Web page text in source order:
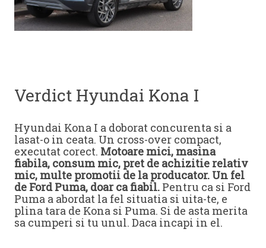
Verdict Hyundai Kona I
Hyundai Kona I a doborat concurenta si a
lasat-o in ceata. Un cross-over compact,
executat corect. Motoare mici, masina
fiabila, consum mic, pret de achizitie relativ
mic, multe promotii de la producator. Un fel
de Ford Puma, doar ca fiabil. Pentru ca si Ford
Puma a abordat la fel situatia si uita-te, e
plina tara de Kona si Puma. Si de asta merita
sa cumperi si tu unul. Daca incapi in el.